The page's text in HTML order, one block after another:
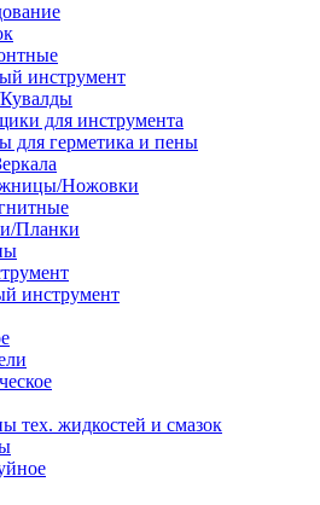
инструмент
для инструмента
для герметика и пены
Ножовки
Планки
инструмент
тех. жидкостей и смазок